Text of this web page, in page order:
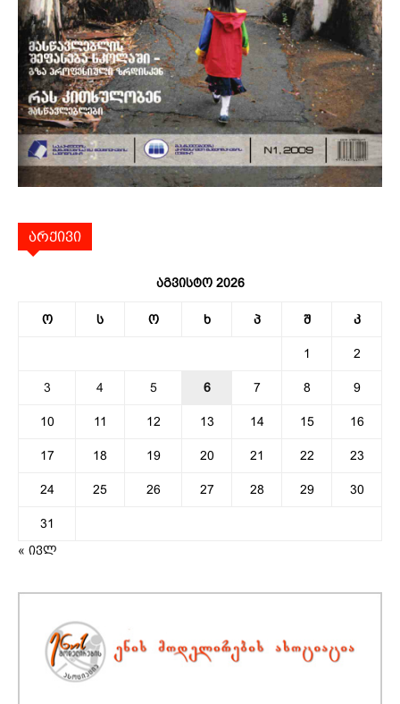
არქივი
აგვისტო 2026
ო ს ო ხ პ შ კ
1 2
3 4 5 6 7 8 9
10 11 12 13 14 15 16
17 18 19 20 21 22 23
24 25 26 27 28 29 30
31
« ივლ